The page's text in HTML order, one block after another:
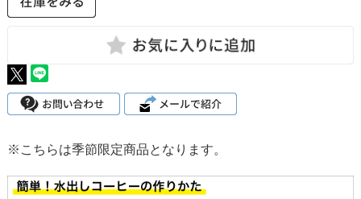
※こちらは季節限定商品となります。